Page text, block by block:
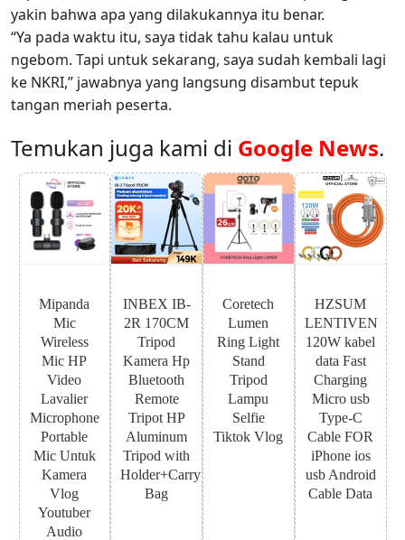
yakin bahwa apa yang dilakukannya itu benar.
“Ya pada waktu itu, saya tidak tahu kalau untuk
ngebom. Tapi untuk sekarang, saya sudah kembali lagi
ke NKRI,” jawabnya yang langsung disambut tepuk
tangan meriah peserta.
Temukan juga kami di Google News.
Mipanda
Mic
Wireless
Mic HP
Video
Lavalier
Microphone
Portable
Mic Untuk
Kamera
Vlog
Youtuber
Audio
INBEX IB-
2R 170CM
Tripod
Kamera Hp
Bluetooth
Remote
Tripot HP
Aluminum
Tripod with
Holder+Carry
Bag
Coretech
Lumen
Ring Light
Stand
Tripod
Lampu
Selfie
Tiktok Vlog
HZSUM
LENTIVEN
120W kabel
data Fast
Charging
Micro usb
Type-C
Cable FOR
iPhone ios
usb Android
Cable Data